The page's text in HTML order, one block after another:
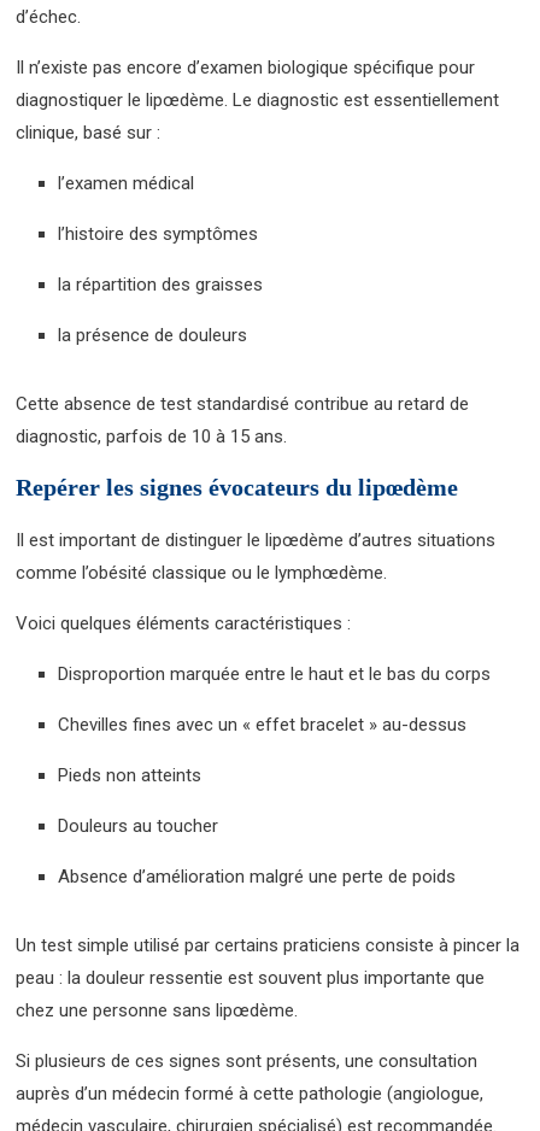
d’échec.
Il n’existe pas encore d’examen biologique spécifique pour
diagnostiquer le lipœdème. Le diagnostic est essentiellement
clinique, basé sur :
l’examen médical
l’histoire des symptômes
la répartition des graisses
la présence de douleurs
Cette absence de test standardisé contribue au retard de
diagnostic, parfois de 10 à 15 ans.
Repérer les signes évocateurs du lipœdème
Il est important de distinguer le lipœdème d’autres situations
comme l’obésité classique ou le lymphœdème.
Voici quelques éléments caractéristiques :
Disproportion marquée entre le haut et le bas du corps
Chevilles fines avec un « effet bracelet » au-dessus
Pieds non atteints
Douleurs au toucher
Absence d’amélioration malgré une perte de poids
Un test simple utilisé par certains praticiens consiste à pincer la
peau : la douleur ressentie est souvent plus importante que
chez une personne sans lipœdème.
Si plusieurs de ces signes sont présents, une consultation
auprès d’un médecin formé à cette pathologie (angiologue,
médecin vasculaire, chirurgien spécialisé) est recommandée.